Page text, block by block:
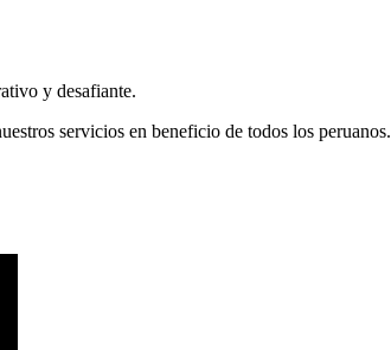
y desafiante.
servicios en beneficio de todos los peruanos.